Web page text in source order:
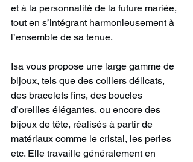
et à la personnalité de la future mariée,
tout en s’intégrant harmonieusement à
l’ensemble de sa tenue.
Isa vous propose une large gamme de
bijoux, tels que des colliers délicats,
des bracelets fins, des boucles
d’oreilles élégantes, ou encore des
bijoux de tête, réalisés à partir de
matériaux comme le cristal, les perles
etc. Elle travaille généralement en